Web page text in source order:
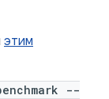
этим
--